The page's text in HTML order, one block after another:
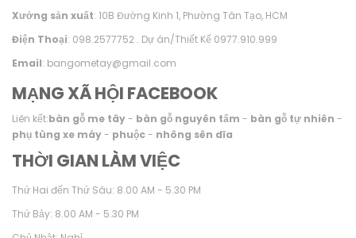
Xưởng sản xuất: 10B Đường Kinh 1, Phường Tân Tạo, HCM
Điện Thoại: 098.2577752 . Dự án/Thiết Kế 0977.910.999
Email: bangometay@gmail.com
MẠNG XÃ HỘI FACEBOOK
Liên kết:bàn gỗ me tây- bàn gỗ nguyên tấm - bàn gỗ tự nhiên -
phụ tùng xe máy- phuộc- nhông sên dĩa
THỜI GIAN LÀM VIỆC
Thứ Hai đến Thứ Sáu: 8.00 AM - 5.30 PM
Thứ Bảy: 8.00 AM - 5.30 PM